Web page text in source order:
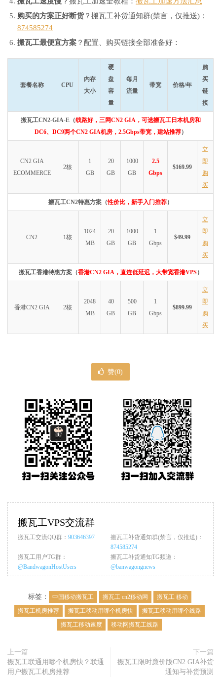
购买的方案正好断货？搬瓦工补货通知群(禁言，仅推送)：
874585274
搬瓦工最便宜方案 ？配置、购买链接全部准备好：
套餐名称 CPU
内存
大小
硬
盘
容
量
每月
流量
带宽 价格/年
购
买
链
接
搬瓦工CN2-GIA-E（线路好，三网CN2 GIA，可选搬瓦工日本机房和
DC6、DC9两个CN2 GIA机房，2.5Gbps带宽，建站推荐）
CN2 GIA
ECOMMERCE
2核
1
GB
20
GB
1000
GB
2.5
Gbps
$169.99
立
即
购
买
搬瓦工CN2特惠方案（性价比，新手入门推荐）
CN2 1核
1024
MB
20
GB
1000
GB
1
Gbps
$49.99
立
即
购
买
搬瓦工香港特惠方案（香港CN2 GIA，直连低延迟，大带宽香港VPS）
香港CN2 GIA 2核
2048
MB
40
GB
500
GB
1
Gbps
$899.99
立
即
购
买
赞(0)
搬瓦工VPS交流群
搬瓦工交流QQ群： 903646397
搬瓦工补货通知群(禁言，仅推送)：
874585274
搬瓦工用户TG群：
@BandwagonHostUsers
搬瓦工补货通知TG频道：
@banwagongnews
标签： 中国移动搬瓦工 搬瓦工 cn2移动网
搬瓦工 移动
搬瓦工机房推荐
搬瓦工移动用哪个机房快
搬瓦工移动用哪个线路
搬瓦工移动速度
移动网搬瓦工线路
上一篇
搬瓦工联通用哪个机房快？联通
用户搬瓦工机房推荐
下一篇
搬瓦工限时廉价版CN2 GIA补货
通知与补货预测